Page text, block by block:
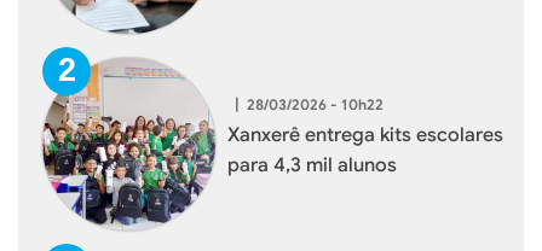
| 28/03/2026 - 10h22
Xanxerê entrega kits escolares
para 4,3 mil alunos